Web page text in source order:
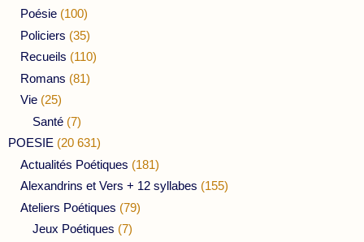
Poésie (100)
Policiers (35)
Recueils (110)
Romans (81)
Vie (25)
Santé (7)
POESIE (20 631)
Actualités Poétiques (181)
Alexandrins et Vers + 12 syllabes (155)
Ateliers Poétiques (79)
Jeux Poétiques (7)